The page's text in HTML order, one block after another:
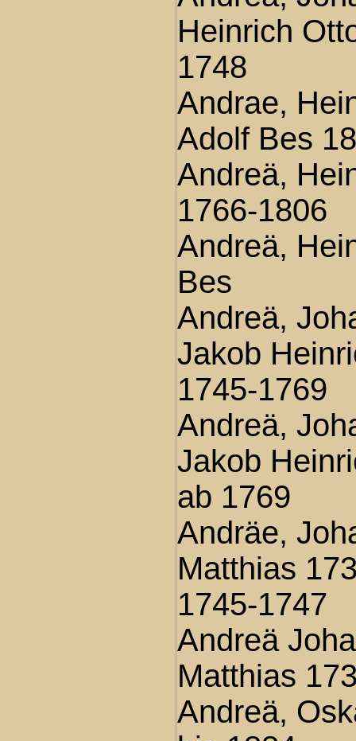
Heinrich
1748
Andrae,
Adolf Bes
Andreä,
1766-1806
Andreä,
Bes
Andreä,
Jakob
1745-1769
Andreä,
Jakob
ab 1769
Andräe,
Matthias
1745-1747
Andreä
Matthias
Andreä,